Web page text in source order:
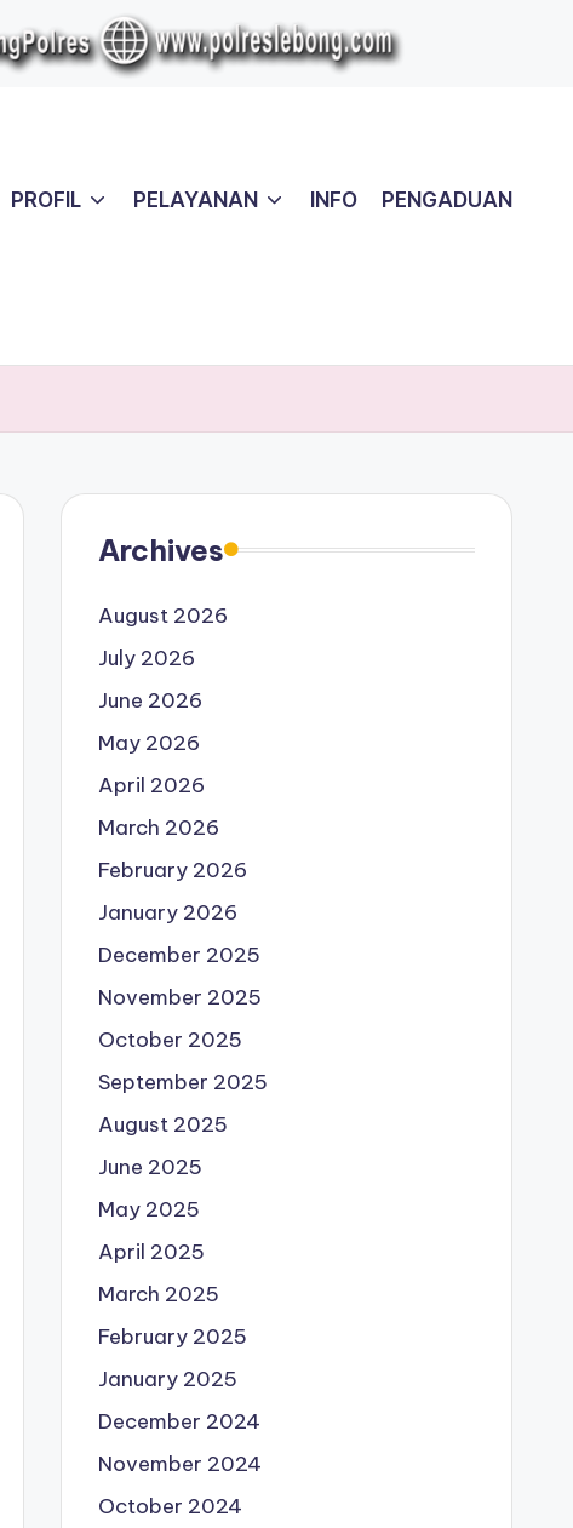
PROFIL PELAYANAN INFO PENGADUAN
Archives
August 2026
July 2026
June 2026
May 2026
April 2026
March 2026
February 2026
January 2026
December 2025
November 2025
October 2025
September 2025
August 2025
June 2025
May 2025
April 2025
March 2025
February 2025
January 2025
December 2024
November 2024
October 2024